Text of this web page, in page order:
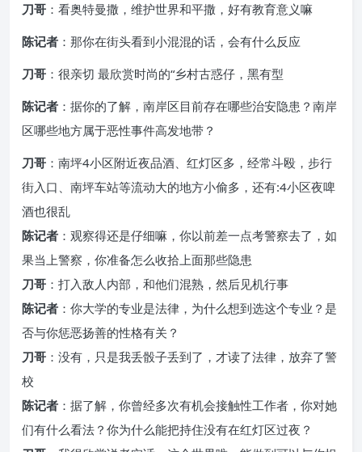
刀哥 ：看奥特曼撒，维护世界和平撒，好有教育意义嘛
陈记者 ：那你在街头看到小混混的话，会有什么反应
刀哥 ：很亲切 最欣赏时尚的“乡村古惑仔，黑有型
陈记者 ：据你的了解，南岸区目前存在哪些治安隐患？南岸
区哪些地方属于恶性事件高发地带？
刀哥 ：南坪4小区附近夜品酒、红灯区多，经常斗殴，步行
街入口、南坪车站等流动大的地方小偷多，还有:4小区夜啤
酒也很乱
陈记者 ：观察得还是仔细嘛，你以前差一点考警察去了，如
果当上警察，你准备怎么收拾上面那些隐患
刀哥 ：打入敌人内部，和他们混熟，然后见机行事
陈记者 ：你大学的专业是法律，为什么想到选这个专业？是
否与你惩恶扬善的性格有关？
刀哥 ：没有，只是我丢骰子丢到了，才读了法律，放弃了警
校
陈记者 ：据了解，你曾经多次有机会接触性工作者，你对她
们有什么看法？你为什么能把持住没有在红灯区过夜？